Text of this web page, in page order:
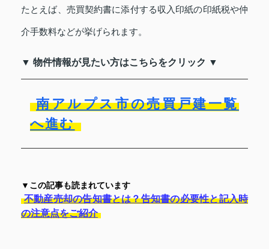
たとえば、売買契約書に添付する収入印紙の印紙税や仲
介手数料などが挙げられます。
▼ 物件情報が見たい方はこちらをクリック ▼
南アルプス市の売買戸建一覧
へ進む
▼この記事も読まれています
不動産売却の告知書とは？告知書の必要性と記入時
の注意点をご紹介